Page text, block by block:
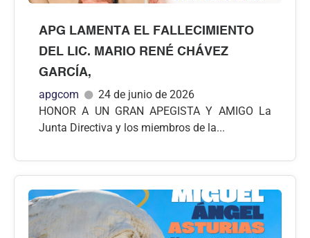
APG LAMENTA EL FALLECIMIENTO
DEL LIC. MARIO RENÉ CHÁVEZ
GARCÍA,
apgcom
24 de junio de 2026
HONOR A UN GRAN APEGISTA Y AMIGO La
Junta Directiva y los miembros de la...